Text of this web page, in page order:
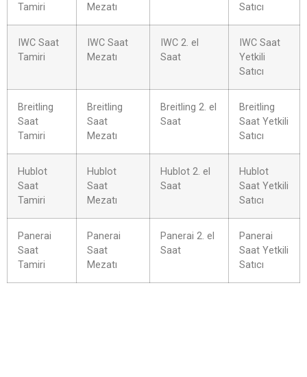
Tamiri
Mezatı
Satıcı
IWC Saat
Tamiri
IWC Saat
Mezatı
IWC 2. el
Saat
IWC Saat
Yetkili
Satıcı
Breitling
Saat
Tamiri
Breitling
Saat
Mezatı
Breitling 2. el
Saat
Breitling
Saat Yetkili
Satıcı
Hublot
Saat
Tamiri
Hublot
Saat
Mezatı
Hublot 2. el
Saat
Hublot
Saat Yetkili
Satıcı
Panerai
Saat
Tamiri
Panerai
Saat
Mezatı
Panerai 2. el
Saat
Panerai
Saat Yetkili
Satıcı